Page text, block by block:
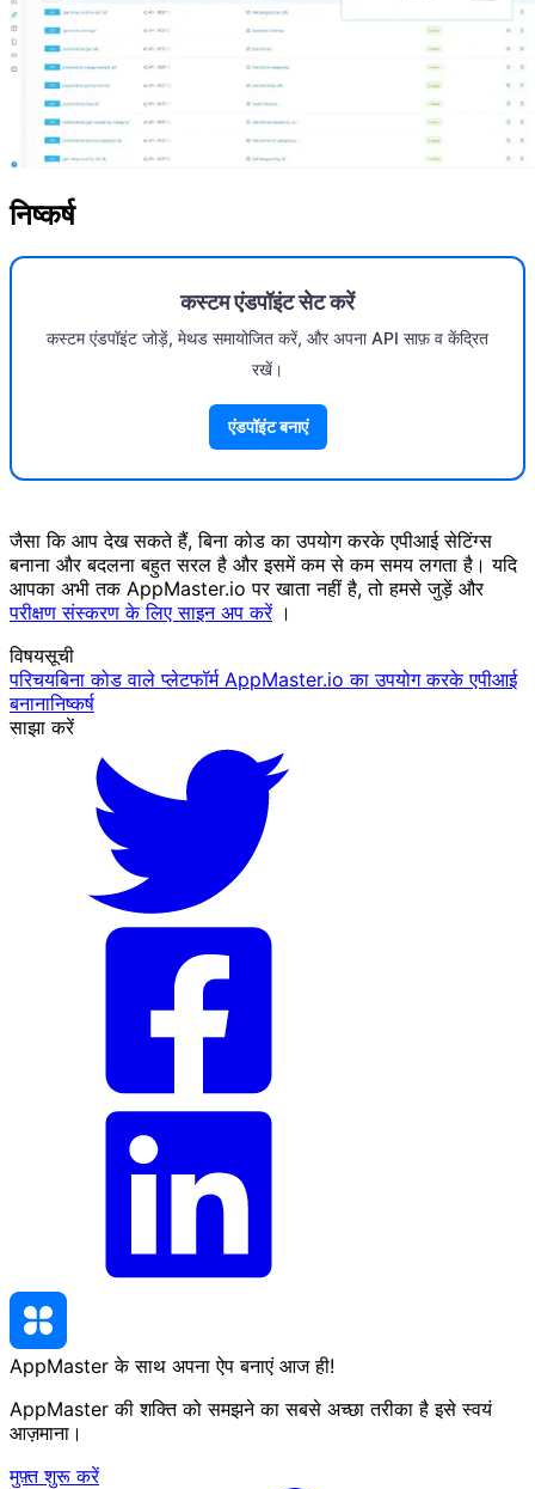
निष्कर्ष
कस्टम एंडपॉइंट सेट करें
कस्टम एंडपॉइंट जोड़ें, मेथड समायोजित करें, और अपना API साफ़ व केंद्रित
रखें।
एंडपॉइंट बनाएं
जैसा कि आप देख सकते हैं, बिना कोड का उपयोग करके एपीआई सेटिंग्स
बनाना और बदलना बहुत सरल है और इसमें कम से कम समय लगता है। यदि
आपका अभी तक AppMaster.io पर खाता नहीं है, तो हमसे जुड़ें और
परीक्षण संस्करण के लिए साइन अप करें।
विषयसूची
परिचयबिना कोड वाले प्लेटफॉर्म AppMaster.io का उपयोग करके एपीआई
बनानानिष्कर्ष
साझा करें
AppMaster के साथ अपना ऐप बनाएं आज ही!
AppMaster की शक्ति को समझने का सबसे अच्छा तरीका है इसे स्वयं
आज़माना।
मुफ़्त शुरू करें